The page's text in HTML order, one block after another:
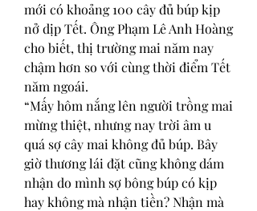
mới có khoảng 100 cây đủ búp kịp
nở dịp Tết. Ông Phạm Lê Anh Hoàng
cho biết, thị trường mai năm nay
chậm hơn so với cùng thời điểm Tết
năm ngoái.
“Mấy hôm nắng lên người trồng mai
mừng thiệt, nhưng nay trời âm u
quá sợ cây mai không đủ búp. Bây
giờ thương lái đặt cũng không dám
nhận do mình sợ bông búp có kịp
hay không mà nhận tiền? Nhận mà